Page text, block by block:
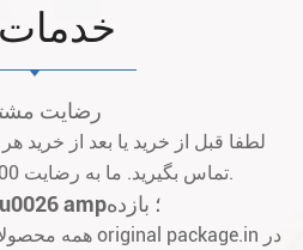
خدمات
رضایت
لطفا قبل از خرید یا بعد از خرید
تماس بگیرید. ما به رضایت 100٪ خود متعهد هستیم.
تضمین و \u0026 amp؛ بازده